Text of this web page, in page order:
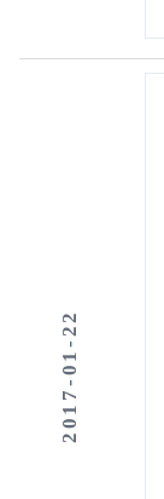
2017-01-22